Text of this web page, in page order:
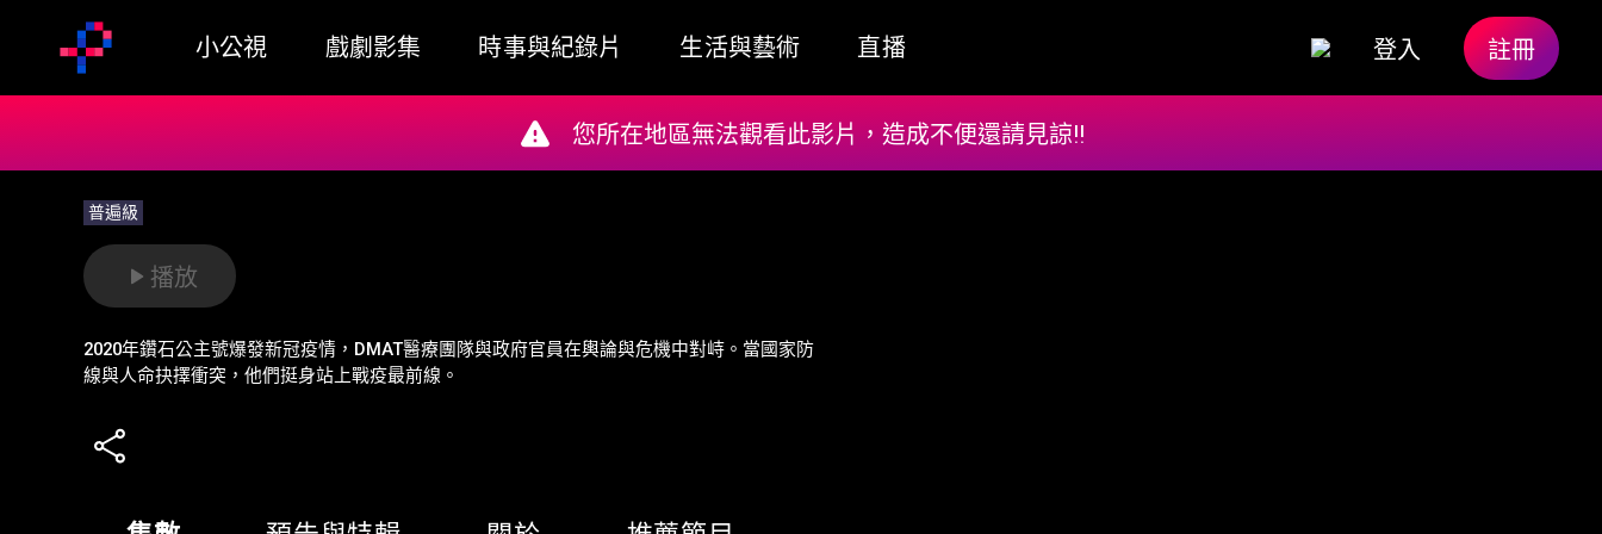
小公視 戲劇影集 時事與紀錄片 生活與藝術 直播 登入 註冊
普遍級
播放
2020年鑽石公主號爆發新冠疫情，DMAT醫療團隊與政府官員在輿論與危機中對峙。當國家防
線與人命抉擇衝突，他們挺身站上戰疫最前線。
您所在地區無法觀看此影片，造成不便還請見諒!!